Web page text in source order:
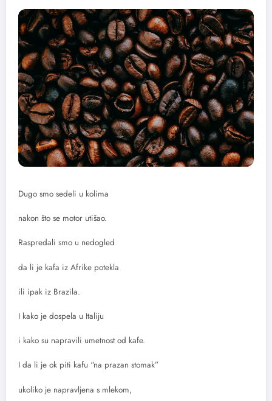
Dugo smo sedeli u kolima
nakon što se motor utišao.
Raspredali smo u nedogled
da li je kafa iz Afrike potekla
ili ipak iz Brazila.
I kako je dospela u Italiju
i kako su napravili umetnost od kafe.
I da li je ok piti kafu “na prazan stomak”
ukoliko je napravljena s mlekom,